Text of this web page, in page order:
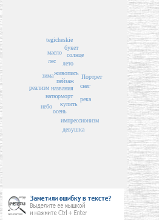
пейзаж
названия
живопись
лето
натюрморт
купить
солнце
лес
зима
осень
букет
масло
река
снег
tegicheskie
реализм
небо
импрессионизм
Портрет
девушка